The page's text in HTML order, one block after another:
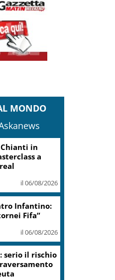
MONDO
Chianti in
a
il 06/08/2026
Infantino:
Fifa”
il 06/08/2026
serio il rischio